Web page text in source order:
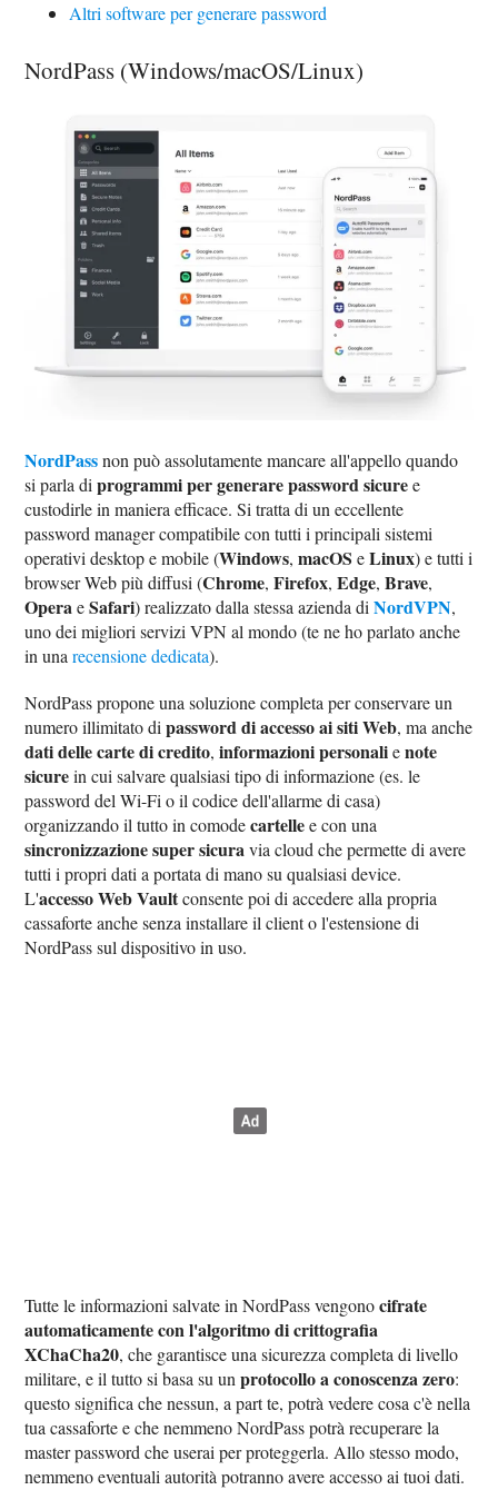
Altri software per generare password
NordPass (Windows/macOS/Linux)
NordPassnon può assolutamente mancare all'appello quando
si parla diprogrammi per generare password sicuree
custodirle in maniera efficace. Si tratta di un eccellente
password manager compatibile con tutti i principali sistemi
operativi desktop e mobile (Windows,macOS eLinux) e tutti i
browser Web più diffusi (Chrome,Firefox,Edge,Brave,
OperaeSafari) realizzato dalla stessa azienda diNordVPN,
uno dei migliori servizi VPN al mondo (te ne ho parlato anche
in unarecensione dedicata).
NordPass propone una soluzione completa per conservare un
numero illimitato dipassword di accesso ai siti Web, ma anche
dati delle carte di credito,informazioni personalienote
sicurein cui salvare qualsiasi tipo di informazione (es. le
password del Wi-Fi o il codice dell'allarme di casa)
organizzando il tutto in comodecartellee con una
sincronizzazione super sicuravia cloud che permette di avere
tutti i propri dati a portata di mano su qualsiasi device.
L'accesso Web Vaultconsente poi di accedere alla propria
cassaforte anche senza installare il client o l'estensione di
NordPass sul dispositivo in uso.
Tutte le informazioni salvate in NordPass vengonocifrate
automaticamente con l'algoritmo di crittografia
XChaCha20, che garantisce una sicurezza completa di livello
militare, e il tutto si basa su unprotocollo a conoscenza zero:
questo significa che nessun, a part te, potrà vedere cosa c'è nella
tua cassaforte e che nemmeno NordPass potrà recuperare la
master password che userai per proteggerla. Allo stesso modo,
nemmeno eventuali autorità potranno avere accesso ai tuoi dati.